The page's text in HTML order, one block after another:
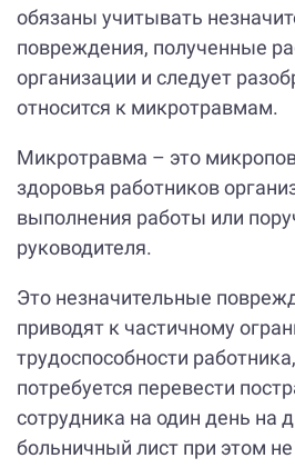
обязаны учитывать
повреждения, полученные
организации и следует
относится к микротравмам.
Микротравма – это
здоровья работников
выполнения работы или
руководителя.
Это незначительные
приводят к частичному
трудоспособности
потребуется перевести
сотрудника на один день на
больничный лист при этом